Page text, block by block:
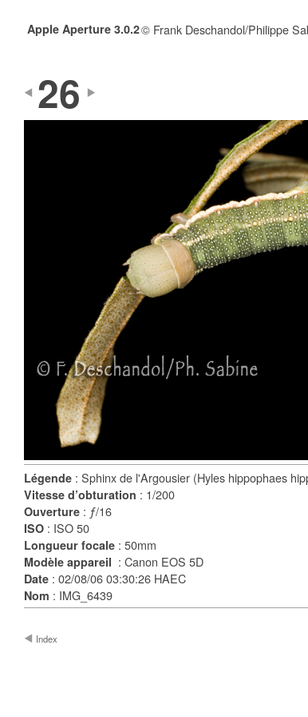
Apple Aperture 3.0.2© Frank Deschandol/Philippe
26
Légende : Sphinx de l'Argousier (Hyles hippophaes
Vitesse d’obturation : 1/200
Ouverture : ƒ/16
ISO : ISO 50
Longueur focale : 50mm
Modèle appareil : Canon EOS 5D
Date : 02/08/06 03:30:26 HAEC
Nom : IMG_6439
Index